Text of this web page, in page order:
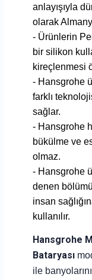
anlayışıyla
olarak
- Ürünlerin
bir silikon
kireçlenmesi
- Hansgrohe
farklı
sağlar.
- Hansgrohe
bükülme ve
olmaz.
- Hansgrohe
denen
insan
kullanılır.
Hansgrohe
Bataryası
ile